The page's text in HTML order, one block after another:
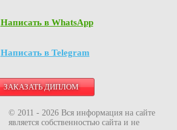
Написать в WhatsApp
Написать в Telegram
ЗАКАЗАТЬ ДИПЛОМ
© 2011 - 2026 Вся информация на сайте
является собственностью сайта и не